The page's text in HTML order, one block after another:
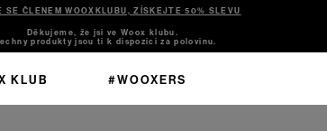
SE ČLENEM WOOXKLUBU, ZÍSKEJTE 50% SLEVU
Děkujeme, že jsi ve Woox klubu.
produkty jsou ti k dispozici za polovinu.
KLUB #WOOXERS